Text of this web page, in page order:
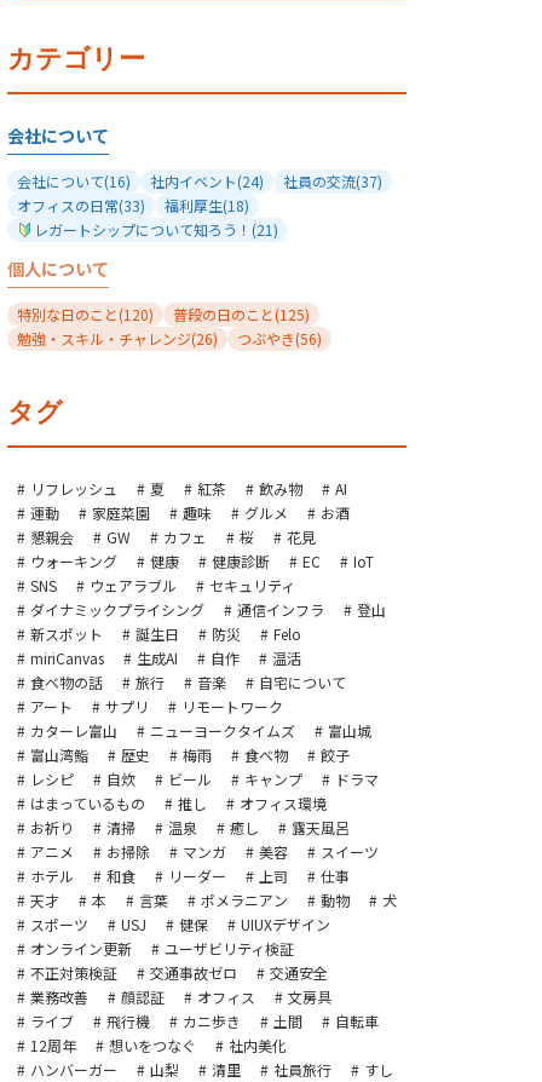
カテゴリー
会社について
会社について(16) 社内イベント(24) 社員の交流(37)
オフィスの日常(33) 福利厚生(18)
レガートシップについて知ろう！ (21)
個人について
特別な日のこと(120) 普段の日のこと(125)
勉強・スキル・チャレンジ(26) つぶやき(56)
タグ
リフレッシュ 夏 紅茶 飲み物
AI
運動
家庭菜園 趣味 グルメ
お酒
懇親会
GW カフェ 桜
花見
ウォーキング
健康 健康診断 EC
IoT
SNS
ウェアラブル
セキュリティ
ダイナミックプライシング
通信インフラ
登山
新スポット
誕生日 防災
Felo
miriCanvas
生成AI 自作
温活
食べ物の話
旅行 音楽
自宅について
アート
サプリ
リモートワーク
カターレ富山
ニューヨークタイムズ
富山城
富山湾鮨
歴史 梅雨 食べ物
餃子
レシピ
自炊 ビール キャンプ
ドラマ
はまっているもの
推し
オフィス環境
お祈り
清掃 温泉 癒し
露天風呂
アニメ
お掃除 マンガ 美容
スイーツ
ホテル
和食 リーダー 上司
仕事
天才
本 言葉 ポメラニアン 動物
犬
スポーツ
USJ 健保
UIUXデザイン
オンライン更新
ユーザビリティ検証
不正対策検証
交通事故ゼロ
交通安全
業務改善
顔認証 オフィス
文房具
ライブ
飛行機 カニ歩き 土間
自転車
12周年
想いをつなぐ
社内美化
ハンバーガー
山梨 清里 社員旅行
すし